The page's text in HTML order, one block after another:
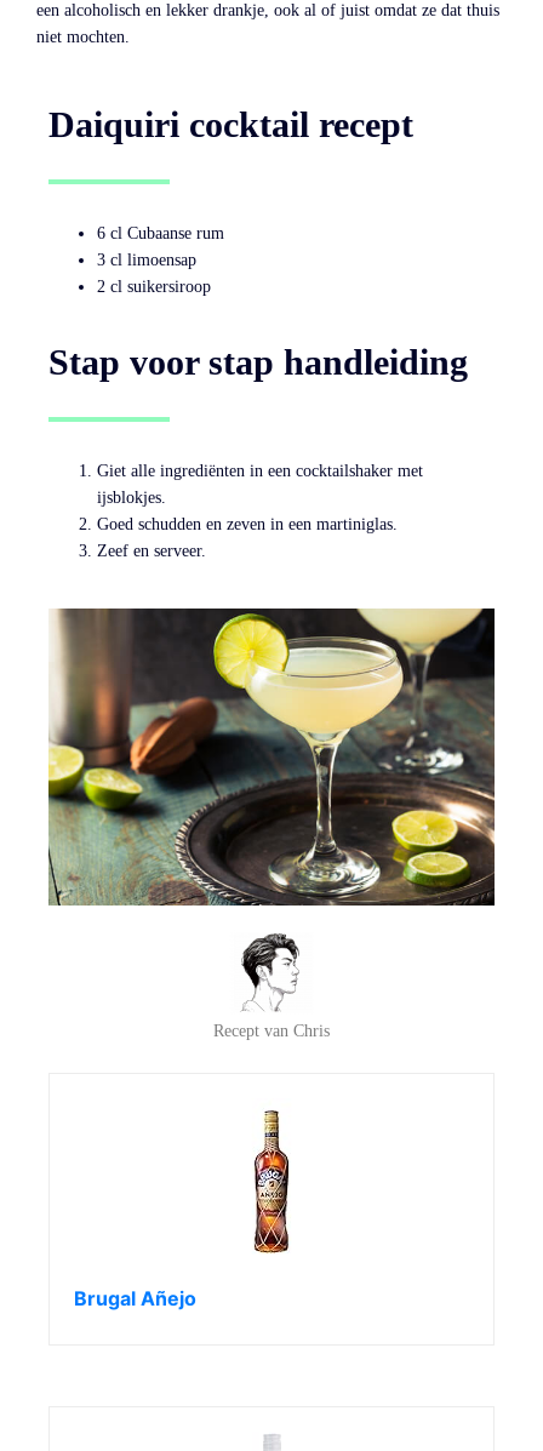
een alcoholisch en lekker drankje, ook al of juist omdat ze dat thuis
niet mochten.
Daiquiri cocktail recept
6 cl Cubaanse rum
3 cl limoensap
2 cl suikersiroop
Stap voor stap handleiding
Giet alle ingrediënten in een cocktailshaker met
ijsblokjes.
Goed schudden en zeven in een martiniglas.
Zeef en serveer.
Recept van Chris
Brugal Añejo